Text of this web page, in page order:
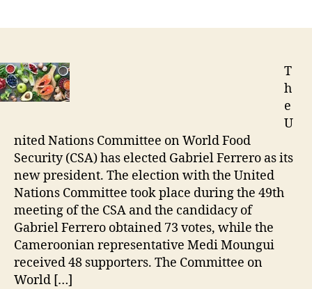
T
h
e
U
nited Nations Committee on World Food
Security (CSA) has elected Gabriel Ferrero as its
new president. The election with the United
Nations Committee took place during the 49th
meeting of the CSA and the candidacy of
Gabriel Ferrero obtained 73 votes, while the
Cameroonian representative Medi Moungui
received 48 supporters. The Committee on
World […]